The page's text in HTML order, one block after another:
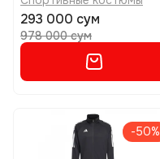
293 000 сум
978 000 сум
-50%